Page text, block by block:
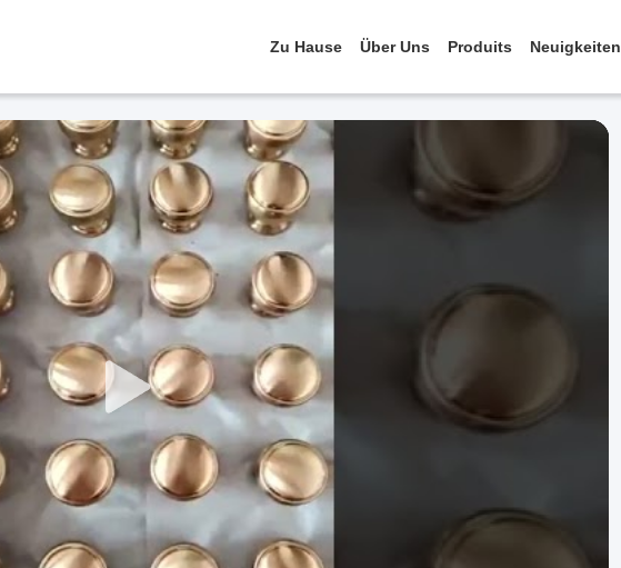
Zu Hause Über Uns Produits Neuigkeiten